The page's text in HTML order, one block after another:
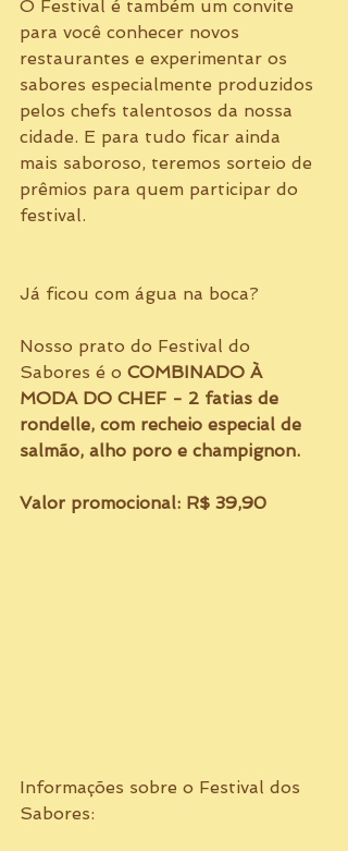
O Festival é também um convite
para você conhecer novos
restaurantes e experimentar os
sabores especialmente produzidos
pelos chefs talentosos da nossa
cidade. E para tudo ficar ainda
mais saboroso, teremos sorteio de
prêmios para quem participar do
festival.
Já ficou com água na boca?
Nosso prato do Festival do
Sabores é o COMBINADO À
MODA DO CHEF - 2 fatias de
rondelle, com recheio especial de
salmão, alho poro e champignon.
Valor promocional: R$ 39,90
Informações sobre o Festival dos
Sabores: